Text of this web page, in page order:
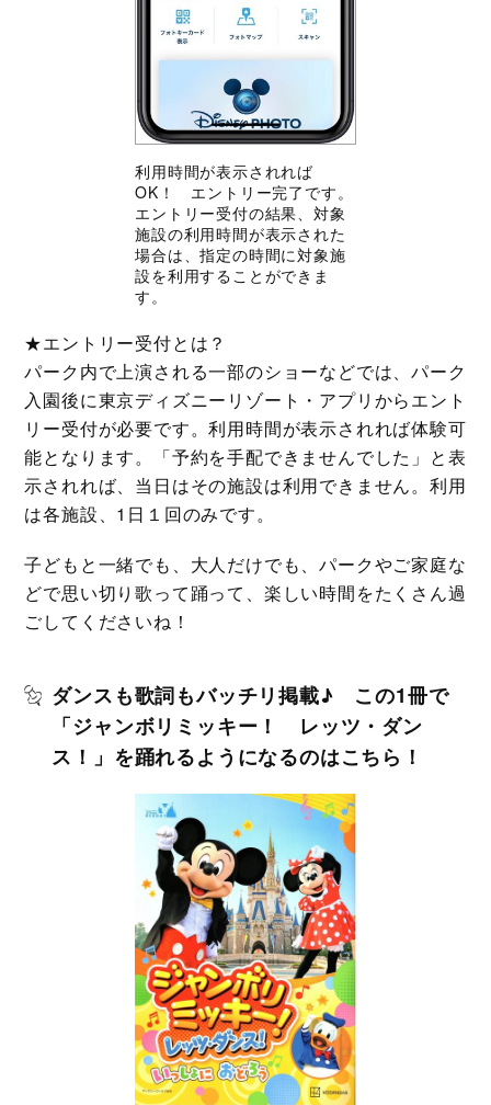
利用時間が表示されれば
OK！ エントリー完了です。
エントリー受付の結果、対象
施設の利用時間が表示された
場合は、指定の時間に対象施
設を利用することができま
す。
★エントリー受付とは？
パーク内で上演される一部のショーなどでは、パーク
入園後に東京ディズニーリゾート・アプリからエント
リー受付が必要です。利用時間が表示されれば体験可
能となります。「予約を手配できませんでした」と表
示されれば、当日はその施設は利用できません。利用
は各施設、1日１回のみです。
子どもと一緒でも、大人だけでも、パークやご家庭な
どで思い切り歌って踊って、楽しい時間をたくさん過
ごしてくださいね！
ダンスも歌詞もバッチリ掲載♪ この1冊で
「ジャンボリミッキー！ レッツ・ダン
ス！」を踊れるようになるのはこちら！